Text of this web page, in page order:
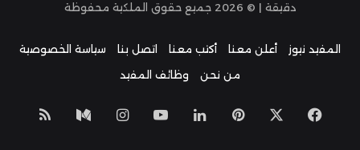
دقيقة | © 2026 جميع حقوق الملكية محفوظة
المفيد نيوز أعلن معنا أكتب معنا اتصل بنا
سياسة الخصوصية
من نحن
وظائف المفيد
فيسبوك بينتيريست
لينكدإن‫YouTube
انستقراموسط